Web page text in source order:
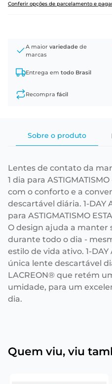
Conferir opções de parcelamento e
A maior variedade de
marcas
Entrega em todo Brasil
Recompra fácil
Sobre o produto
Lentes de contato da
1 dia para
com o conforto e a
descartável diária. 1-DAY
para ASTIGMATISMO
O design ajuda a manter
durante todo o dia -
estilo de vida ativo. 1-DAY
única lente descartável
LACREON® que retém
umidade, para um
dia.
Quem viu, viu